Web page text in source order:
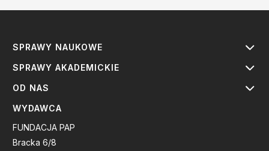
SPRAWY NAUKOWE
SPRAWY AKADEMICKIE
OD NAS
WYDAWCA
FUNDACJA PAP
Bracka 6/8